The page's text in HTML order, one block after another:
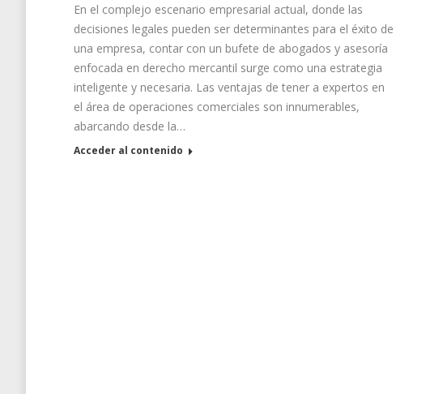
En el complejo escenario empresarial actual, donde las
decisiones legales pueden ser determinantes para el éxito de
una empresa, contar con un bufete de abogados y asesoría
enfocada en derecho mercantil surge como una estrategia
inteligente y necesaria. Las ventajas de tener a expertos en
el área de operaciones comerciales son innumerables,
abarcando desde la…
Acceder al contenido